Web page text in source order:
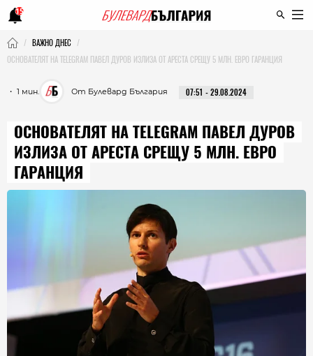
15
ВАЖНО ДНЕС
ОСНОВАТЕЛЯТ НА TELEGRAM ПАВЕЛ ДУРОВ ИЗЛИЗА ОТ АРЕСТА СРЕЩУ 5 МЛН. ЕВРО ГАРАНЦИЯ
・ 1 мин. От Булевард България 07:51 - 29.08.2024
ОСНОВАТЕЛЯТ НА TELEGRAM ПАВЕЛ ДУРОВ
ИЗЛИЗА ОТ АРЕСТА СРЕЩУ 5 МЛН. ЕВРО
ГАРАНЦИЯ